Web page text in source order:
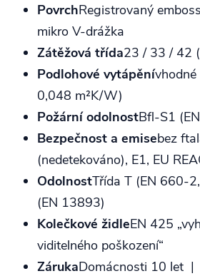
PovrchRegistrovaný
mikro V‑drážka
Zátěžová třída23 / 33 / 42
Podlohové vytápěnívhodné
0,048 m²K/W)
Požární odolnostBfl‑S1
Bezpečnost a emisebez
(nedetekováno), E1, EU
OdolnostTřída T (EN
(EN 13893)
Kolečkové židleEN 425
viditelného poškození“
ZárukaDomácnosti 10 let |